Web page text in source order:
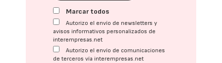
Marcar todos
Autorizo el envío de newsletters y
avisos informativos personalizados de
interempresas.net
Autorizo el envío de comunicaciones
de terceros vía interempresas.net